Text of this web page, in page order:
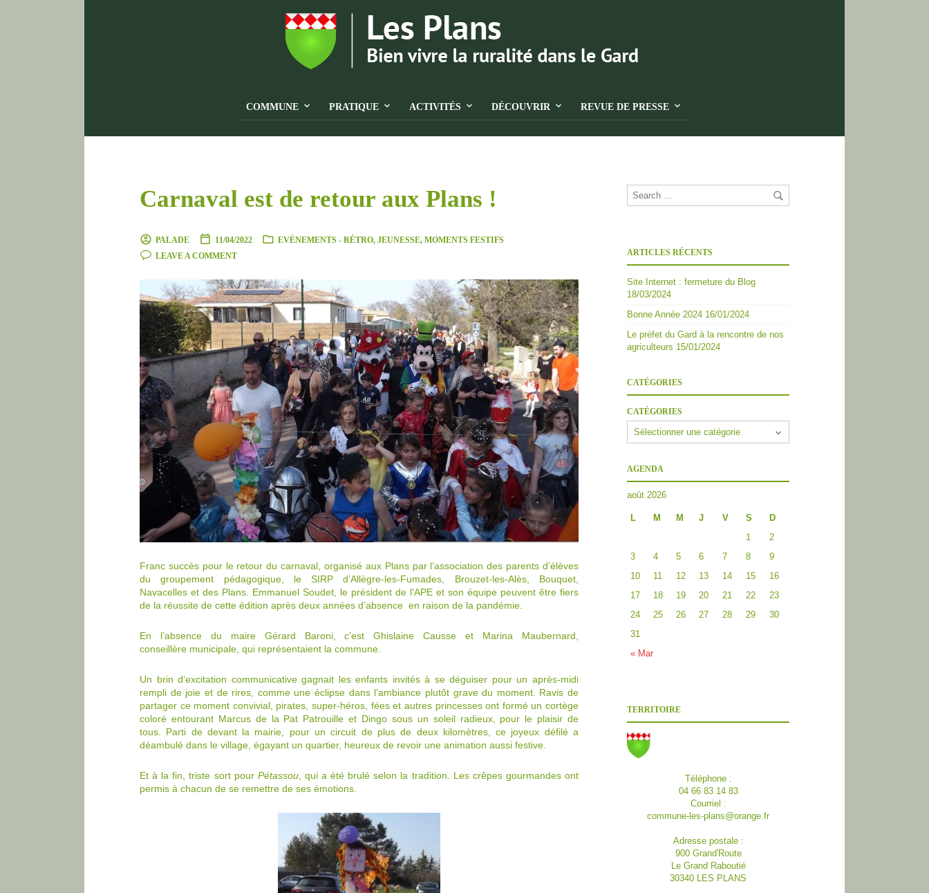
COMMUNE PRATIQUE ACTIVITÉS DÉCOUVRIR REVUE DE PRESSE
Carnaval est de retour aux Plans !
PALADE 11/04/2022 EVÈNEMENTS - RÉTRO, JEUNESSE, MOMENTS FESTIFS
LEAVE A COMMENT
Franc succès pour le retour du carnaval, organisé aux Plans par l’association des parents d’élèves
du groupement pédagogique, le SIRP d’Allègre-les-Fumades, Brouzet-les-Alès, Bouquet,
Navacelles et des Plans. Emmanuel Soudet, le président de l’APE et son équipe peuvent être fiers
de la réussite de cette édition après deux années d’absence en raison de la pandémie.
En l’absence du maire Gérard Baroni, c’est Ghislaine Causse et Marina Maubernard,
conseillère municipale, qui représentaient la commune.
Un brin d’excitation communicative gagnait les enfants invités à se déguiser pour un après-midi
rempli de joie et de rires, comme une éclipse dans l’ambiance plutôt grave du moment. Ravis de
partager ce moment convivial, pirates, super-héros, fées et autres princesses ont formé un cortège
coloré entourant Marcus de la Pat Patrouille et Dingo sous un soleil radieux, pour le plaisir de
tous. Parti de devant la mairie, pour un circuit de plus de deux kilomètres, ce joyeux défilé a
déambulé dans le village, égayant un quartier, heureux de revoir une animation aussi festive.
Et à la fin, triste sort pour Pétassou, qui a été brulé selon la tradition. Les crêpes gourmandes ont
permis à chacun de se remettre de ses émotions.
ARTICLES RÉCENTS
Site Internet : fermeture du Blog
18/03/2024
Bonne Année 2024 16/01/2024
Le préfet du Gard à la rencontre de nos
agriculteurs 15/01/2024
CATÉGORIES
CATÉGORIES
AGENDA
août 2026
L M M J V S D
« Mar
1
2
3
4 5 6 7 8
9
10
11 12 13 14 15
16
17
18 19 20 21 22
23
24
25 26 27 28 29
30
31
TERRITOIRE
Téléphone :
04 66 83 14 83
Courriel :
commune-les-plans@orange.fr
Adresse postale :
900 Grand'Route
Le Grand Raboutié
30340 LES PLANS